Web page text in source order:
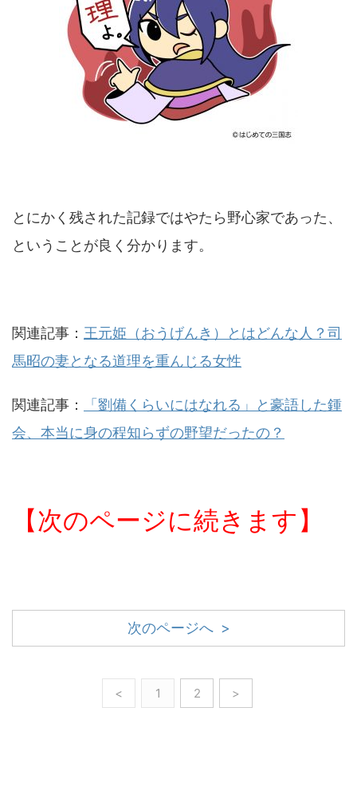
とにかく残された記録ではやたら野心家であった、
ということが良く分かります。
関連記事： 王元姫（おうげんき）とはどんな人？司
馬昭の妻となる道理を重んじる女性
関連記事：
「劉備くらいにはなれる」と豪語した鍾
会、本当に身の程知らずの野望だったの？
【次のページに続きます】
次のページへ >
< 1 2 >